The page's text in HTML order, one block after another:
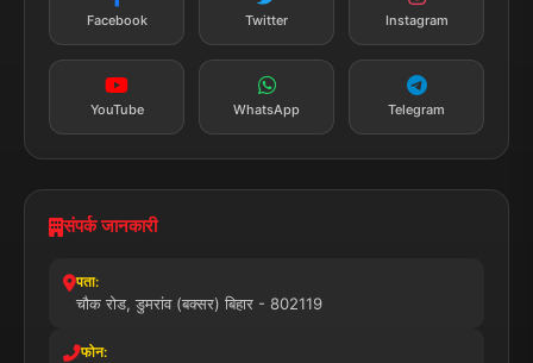
Facebook Twitter Instagram
YouTube WhatsApp Telegram
संपर्क जानकारी
पता:
चौक रोड, डुमरांव (बक्सर) बिहार - 802119
फोन: